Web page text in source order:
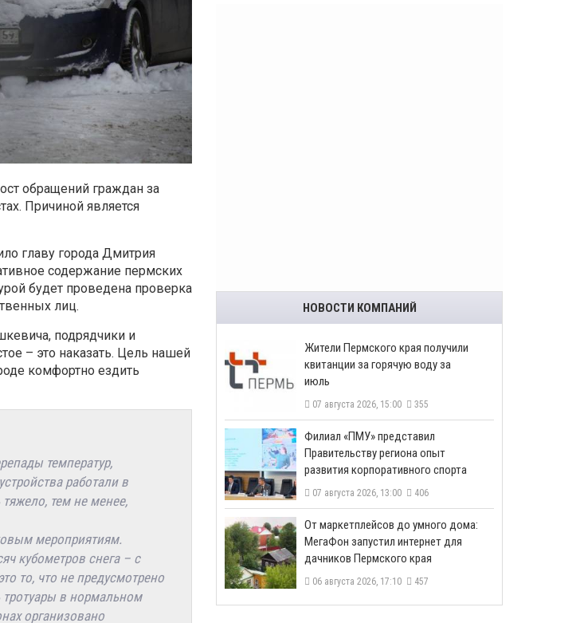
обращений граждан за
Причиной является
главу города Дмитрия
содержание пермских
будет проведена проверка
лиц.
подрядчики и
– это наказать. Цель нашей
комфортно ездить
температур,
работали в
тем не менее,
мероприятиям.
кубометров снега – с
то, что не предусмотрено
тротуары в нормальном
организовано
НОВОСТИ КОМПАНИЙ
​Жители Пермского края получили
квитанции за горячую воду за
июль
07 августа 2026, 15:00 355
​Филиал «ПМУ» представил
Правительству региона опыт
развития корпоративного спорта
07 августа 2026, 13:00 406
От маркетплейсов до умного дома:
МегаФон запустил интернет для
дачников Пермского края
06 августа 2026, 17:10 457